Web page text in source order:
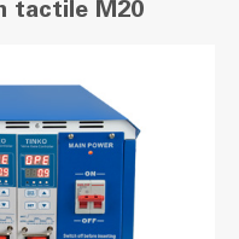
tactile M20